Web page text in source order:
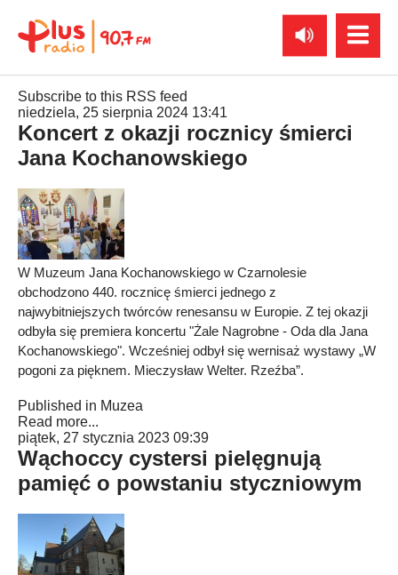
Subscribe to this RSS feed
niedziela, 25 sierpnia 2024 13:41
Koncert z okazji rocznicy śmierci
Jana Kochanowskiego
W Muzeum Jana Kochanowskiego w Czarnolesie
obchodzono 440. rocznicę śmierci jednego z
najwybitniejszych twórców renesansu w Europie. Z tej okazji
odbyła się premiera koncertu "Żale Nagrobne - Oda dla Jana
Kochanowskiego". Wcześniej odbył się wernisaż wystawy „W
pogoni za pięknem. Mieczysław Welter. Rzeźba”.
Published in Muzea
Read more...
piątek, 27 stycznia 2023 09:39
Wąchoccy cystersi pielęgnują
pamięć o powstaniu styczniowym